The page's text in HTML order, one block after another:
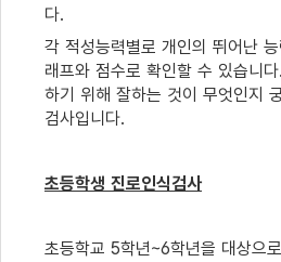
다.
각 적성능력별로 개인의 뛰어난
래프와 점수로 확인할 수 있습니다.
하기 위해 잘하는 것이 무엇인지
검사입니다.
초등학생 진로인식검사
초등학교 5학년~6학년을 대상으